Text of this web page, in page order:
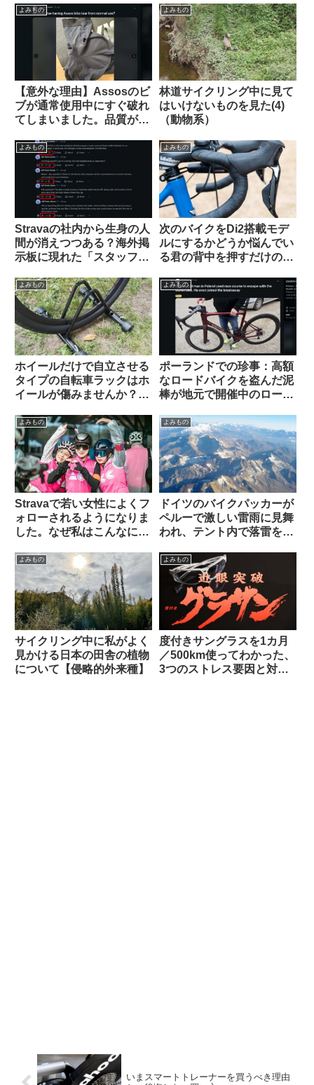
（海外掲示板から）
ト？】（海外掲示板から）
よみもの
【意外な理由】Assosのビ
ブが通常使用中にすぐ破れ
てしまいました。品質が落
（海外掲示板から）
よみもの
林道サイクリング中に見て
はいけないものを見た(4)
（動物系）
よみもの
Stravaの社内から生身の人
間が消えつつある？海外掲
示板に現れた「スタッフ」
ッシングを受ける
よみもの
次のバイクをDi2搭載モデ
ルにするかどうか悩んでい
る君の背中を押すだけのコ
よみもの
ホイールだけで自立させる
タイプの自転車ラックはホ
イールが傷みませんか？
から）Felgenkiller
よみもの
ポーランドでの珍事：高額
なロードバイクを盗んだ泥
棒が地元で開催中のロード
トンの先頭を引いてしまう
よみもの
Stravaで若い女性によくフ
ォローされるようになりま
した。なぜ私はこんなにモ
板から）
よみもの
ドイツのバイクパッカーが
ペルーで激しい雷雨に見舞
われ、テント内で落雷を受
から）
よみもの
サイクリング中に私がよく
見かける日本の田舎の植物
について【侵略的外来種】
よみもの
度付きサングラスを1カ月
／500km使ってわかった、
3つのストレス要因と対策
いまスマートトレーナーを買うべき理由